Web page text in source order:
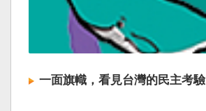
一面旗幟，看見台灣的民主考驗